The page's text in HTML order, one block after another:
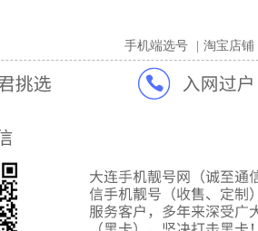
手机端选号 淘宝店铺